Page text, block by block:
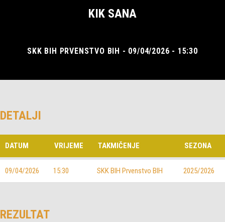
KIK SANA
SKK BIH PRVENSTVO BIH - 09/04/2026 - 15:30
DETALJI
DATUM VRIJEME TAKMIČENJE SEZONA
09/04/2026 15:30 SKK BIH Prvenstvo BIH 2025/2026
REZULTAT